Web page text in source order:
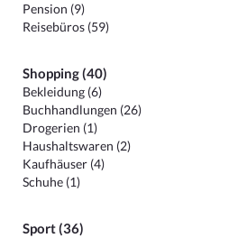
Pension (9)
Reisebüros (59)
Shopping (40)
Bekleidung (6)
Buchhandlungen (26)
Drogerien (1)
Haushaltswaren (2)
Kaufhäuser (4)
Schuhe (1)
Sport (36)